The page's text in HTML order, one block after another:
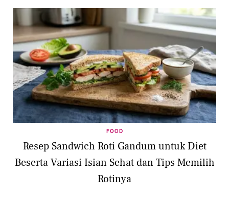
FOOD
Resep Sandwich Roti Gandum untuk Diet
Beserta Variasi Isian Sehat dan Tips Memilih
Rotinya